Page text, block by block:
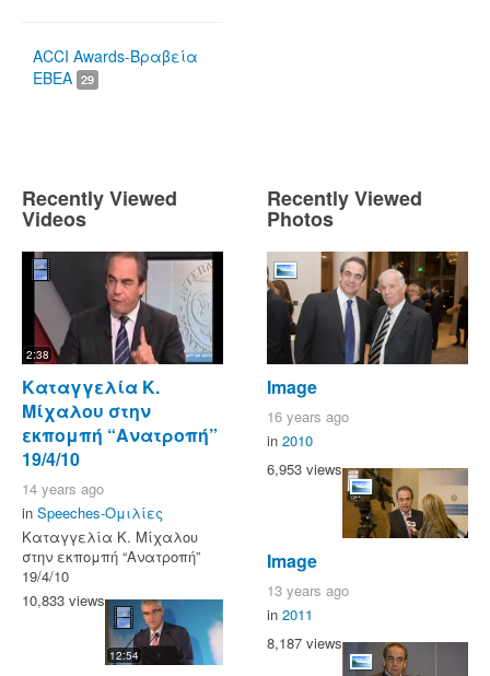
ACCI Awards-Βραβεία
ΕΒΕΑ 29
Recently Viewed
Videos
2:38
Καταγγελία Κ.
Μίχαλου στην
εκπομπή “Ανατροπή”
19/4/10
14 years ago
in Speeches-Ομιλίες
Καταγγελία Κ. Μίχαλου
στην εκπομπή “Ανατροπή”
19/4/10
10,833 views
12:54
Recently Viewed
Photos
Image
16 years ago
in 2010
6,953 views
Image
13 years ago
in 2011
8,187 views